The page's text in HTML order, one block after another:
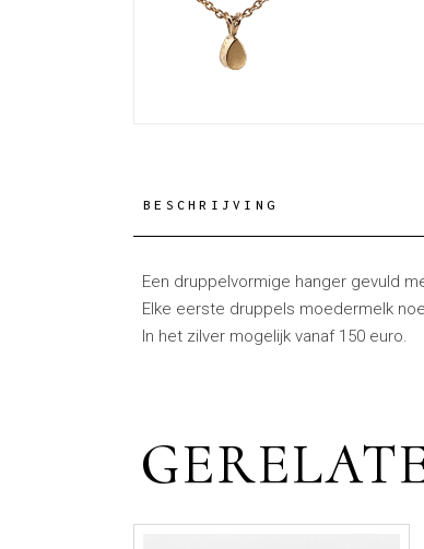
BESCHRIJVING
Een druppelvormige hanger gevuld
Elke eerste druppels moedermelk
In het zilver mogelijk vanaf 150 euro.